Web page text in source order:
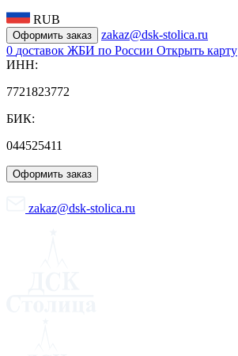
RUB
Оформить заказ
zakaz@dsk-stolica.ru
0 доставок ЖБИ по России Открыть карту
ИНН:
7721823772
БИК:
044525411
Оформить заказ
zakaz@dsk-stolica.ru